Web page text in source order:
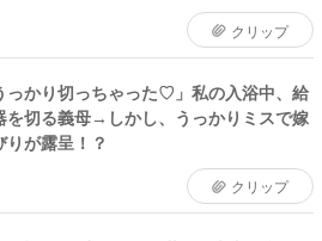
クリップ
っかり切っちゃった♡」私の入浴中、給
を切る義母→しかし、うっかりミスで嫁
りが露呈！？
クリップ